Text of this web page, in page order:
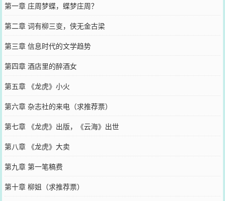
第一章 庄周梦蝶，蝶梦庄周？
第二章 词有柳三变，侠无金古梁
第三章 信息时代的文学趋势
第四章 酒店里的醉酒女
第五章 《龙虎》小火
第六章 杂志社的来电（求推荐票）
第七章 《龙虎》出版，《云海》出世
第八章 《龙虎》大卖
第九章 第一笔稿费
第十章 柳姐（求推荐票）